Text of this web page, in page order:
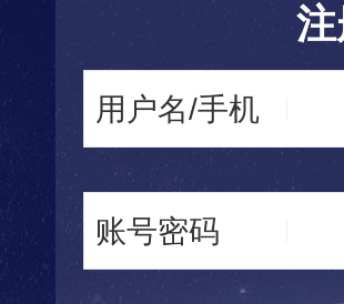
用户名/手机
账号密码